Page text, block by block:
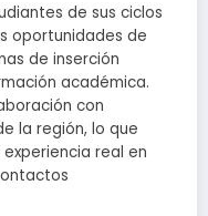
de sus ciclos
oportunidades de
de inserción
académica.
con
la región, lo que
real en